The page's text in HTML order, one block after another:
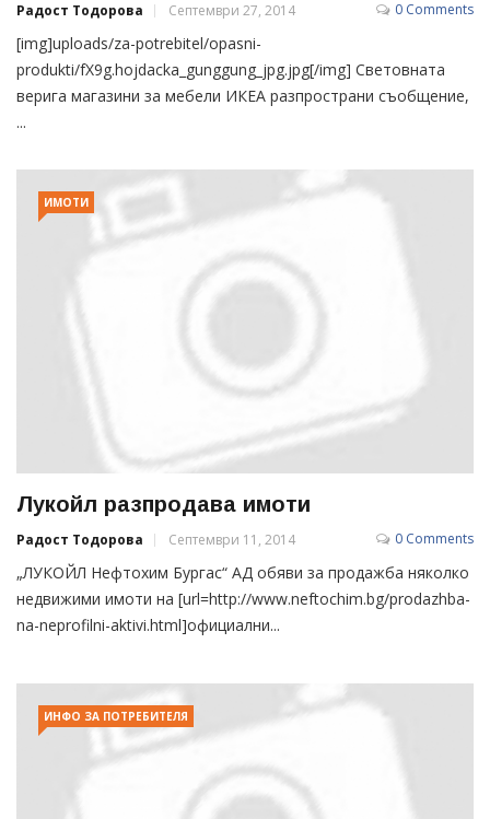
Радост Тодорова Септември 27, 2014 0 Comments
[img]uploads/za-potrebitel/opasni-
produkti/fX9g.hojdacka_gunggung_jpg.jpg[/img] Световната
верига магазини за мебели ИКЕА разпространи съобщение,
...
ИМОТИ
Лукойл разпродава имоти
Радост Тодорова Септември 11, 2014 0 Comments
„ЛУКОЙЛ Нефтохим Бургас“ АД обяви за продажба няколко
недвижими имоти на [url=http://www.neftochim.bg/prodazhba-
na-neprofilni-aktivi.html]официални...
ИНФО ЗА ПОТРЕБИТЕЛЯ